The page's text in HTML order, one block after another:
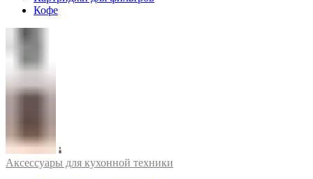
Кофе
Аксессуары для кухонной техники